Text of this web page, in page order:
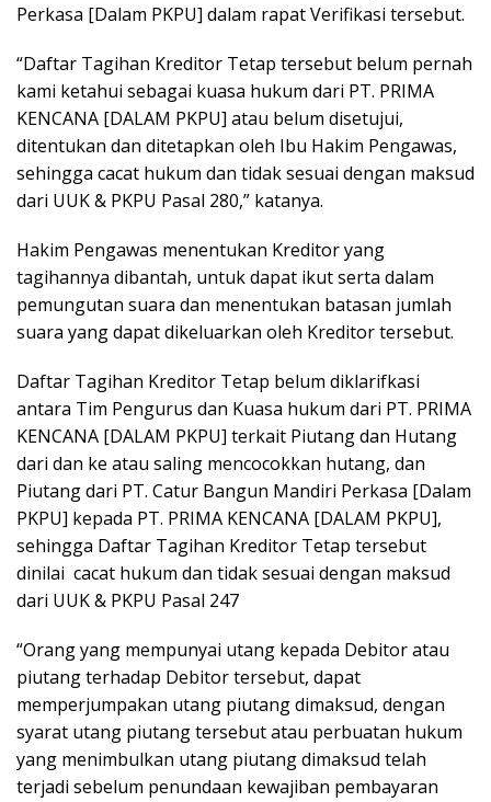
Perkasa [Dalam PKPU] dalam rapat Verifikasi tersebut.
“Daftar Tagihan Kreditor Tetap tersebut belum pernah
kami ketahui sebagai kuasa hukum dari PT. PRIMA
KENCANA [DALAM PKPU] atau belum disetujui,
ditentukan dan ditetapkan oleh Ibu Hakim Pengawas,
sehingga cacat hukum dan tidak sesuai dengan maksud
dari UUK & PKPU Pasal 280,” katanya.
Hakim Pengawas menentukan Kreditor yang
tagihannya dibantah, untuk dapat ikut serta dalam
pemungutan suara dan menentukan batasan jumlah
suara yang dapat dikeluarkan oleh Kreditor tersebut.
Daftar Tagihan Kreditor Tetap belum diklarifkasi
antara Tim Pengurus dan Kuasa hukum dari PT. PRIMA
KENCANA [DALAM PKPU] terkait Piutang dan Hutang
dari dan ke atau saling mencocokkan hutang, dan
Piutang dari PT. Catur Bangun Mandiri Perkasa [Dalam
PKPU] kepada PT. PRIMA KENCANA [DALAM PKPU],
sehingga Daftar Tagihan Kreditor Tetap tersebut
dinilai cacat hukum dan tidak sesuai dengan maksud
dari UUK & PKPU Pasal 247
“Orang yang mempunyai utang kepada Debitor atau
piutang terhadap Debitor tersebut, dapat
memperjumpakan utang piutang dimaksud, dengan
syarat utang piutang tersebut atau perbuatan hukum
yang menimbulkan utang piutang dimaksud telah
terjadi sebelum penundaan kewajiban pembayaran